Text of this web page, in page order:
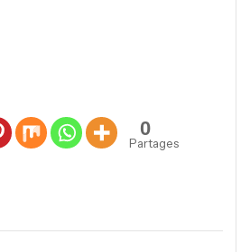
0
Partages